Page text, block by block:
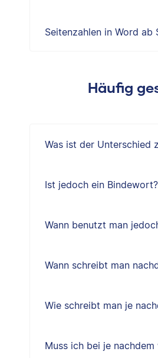
Seitenzahlen in Word
Häufig
Was ist der Unterschied
Ist jedoch ein Bindewort?
Wann benutzt man
Wann schreibt man
Wie schreibt man je
Muss ich bei je